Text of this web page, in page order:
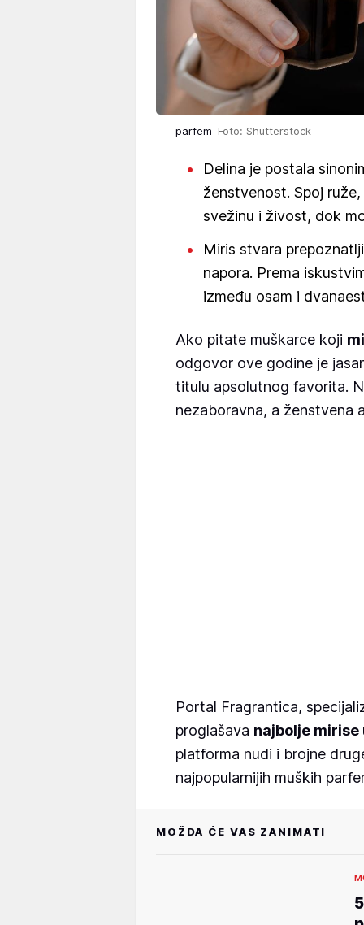
parfem Foto: Shutterstock
Delina je postala
ženstvenost. Spoj
svežinu i živost, dok
Miris stvara
napora. Prema
između osam i
Ako pitate muškarce koji
odgovor ove godine je
titulu apsolutnog favorita.
nezaboravna, a ženstvena
Portal Fragrantica,
proglašava najbolje
platforma nudi i brojne
najpopularnijih muških
MOŽDA ĆE VAS ZANIMATI